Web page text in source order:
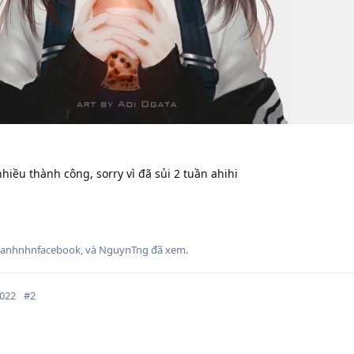
thành công, sorry vì đã sủi 2 tuần ahihi
, và NguynTng đã xem.
#2